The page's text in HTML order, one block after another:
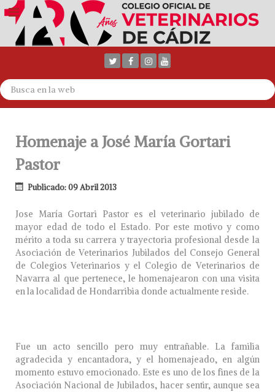
Homenaje a José María Gortari
Pastor
Publicado: 09 Abril 2013
Jose María Gortari Pastor es el veterinario jubilado de
mayor edad de todo el Estado. Por este motivo y como
mérito a toda su carrera y trayectoria profesional desde la
Asociación de Veterinarios Jubilados del Consejo General
de Colegios Veterinarios y el Colegio de Veterinarios de
Navarra al que pertenece, le homenajearon con una visita
en la localidad de Hondarribia donde actualmente reside.
Fue un acto sencillo pero muy entrañable. La familia
agradecida y encantadora, y el homenajeado, en algún
momento estuvo emocionado. Este es uno de los fines de la
Asociación Nacional de Jubilados, hacer sentir, aunque sea